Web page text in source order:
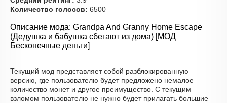
Количество голосов: 6500
Описание мода: Grandpa And Granny Home Escape
(Дедушка и бабушка сбегают из дома) [МОД
Бесконечные деньги]
Текущий мод представляет собой разблокированную
версию, где пользователю будет предложено немалое
количество монет и другое преимущество. С текущим
взломом пользователю не нужно будет прилагать большие